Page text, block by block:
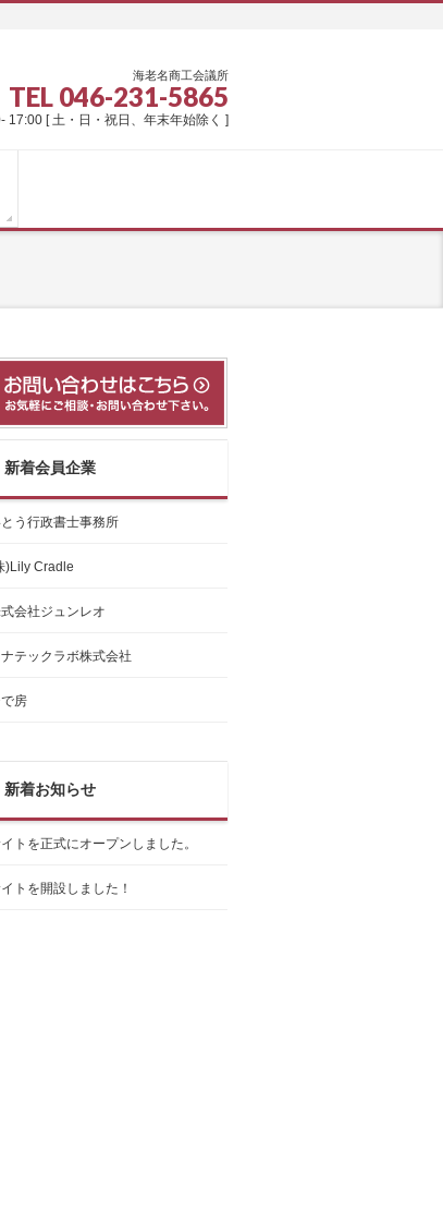
海老名商工会議所
TEL 046-231-5865
17:00 [ 土・日・祝日、年末年始除く ]
新着会員企業
う行政書士事務所
)Lily Cradle
会社ジュンレオ
テックラボ株式会社
房
新着お知らせ
トを正式にオープンしました。
トを開設しました！